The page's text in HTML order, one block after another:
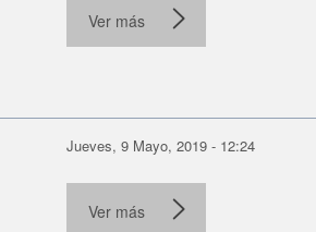
Ver más
Jueves, 9 Mayo, 2019 - 12:24
Ver más